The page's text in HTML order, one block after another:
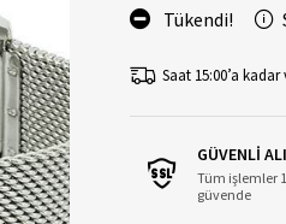
Tükendi!
Saat 15:00’a
GÜVENLİ
Tüm işlemler
güvende